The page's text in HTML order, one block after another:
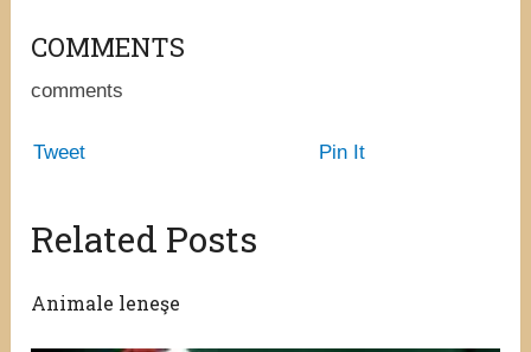
COMMENTS
comments
Tweet Pin It
Related Posts
Animale leneşe